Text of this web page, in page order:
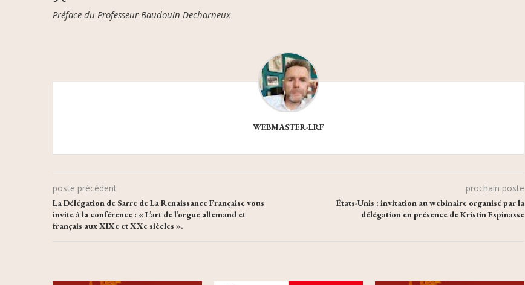
Préface du Professeur Baudouin Decharneux
WEBMASTER-LRF
poste précédent
La Délégation de Sarre de La Renaissance Française vous
invite à la conférence : « L’art de l’orgue allemand et
français aux XIXe et XXe siècles ».
prochain poste
États-Unis : invitation au webinaire organisé par la
délégation en présence de Kristin Espinasse